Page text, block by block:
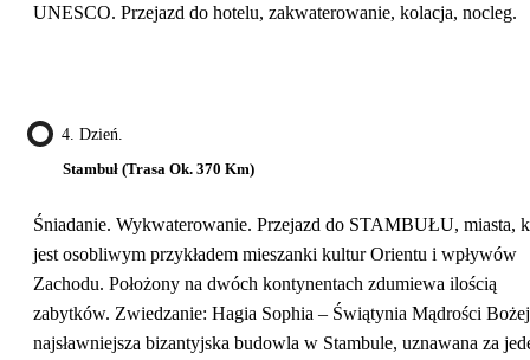
UNESCO. Przejazd do hotelu, zakwaterowanie, kolacja, nocleg.
4. Dzień.
Stambuł (trasa Ok. 370 Km)
Śniadanie. Wykwaterowanie. Przejazd do STAMBUŁU, miasta,
jest osobliwym przykładem mieszanki kultur Orientu i wpływów
Zachodu. Położony na dwóch kontynentach zdumiewa ilością
zabytków. Zwiedzanie: Hagia Sophia – Świątynia Mądrości
najsławniejsza bizantyjska budowla w Stambule, uznawana za